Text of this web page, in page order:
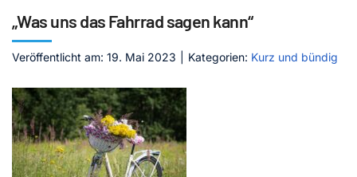
Mediathek
Kontakt
„Was uns das Fahrrad sagen kann“
Veröffentlicht am: 19. Mai 2023 Kategorien: Kurz und bündig